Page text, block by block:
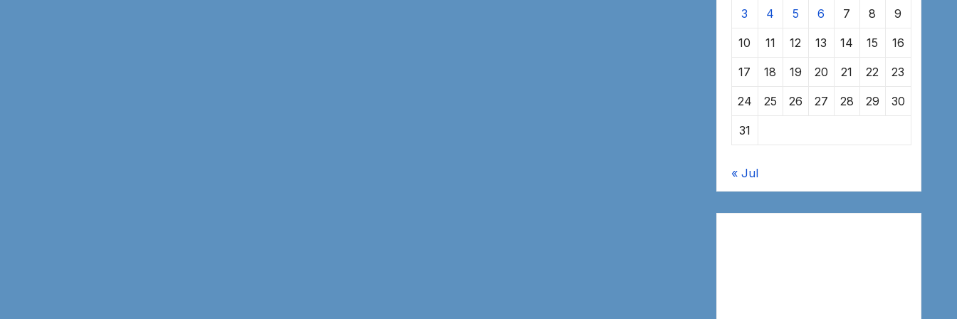
3 4 5 6 7 8 9
10 11 12 13 14 15 16
17 18 19 20 21 22 23
24 25 26 27 28 29 30
31
« Jul